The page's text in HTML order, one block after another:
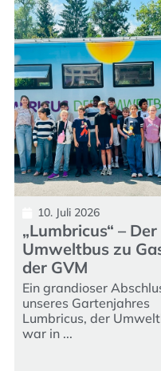
10. Juli 2026
„Lumbricus“ – Der
Umweltbus zu
der GVM
Ein grandioser
unseres Gartenjahres
Lumbricus, der
war in ...